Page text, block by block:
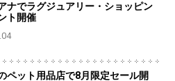
ナでラグジュアリー・ショッピン
ト開催
ペット用品店で8月限定セール開